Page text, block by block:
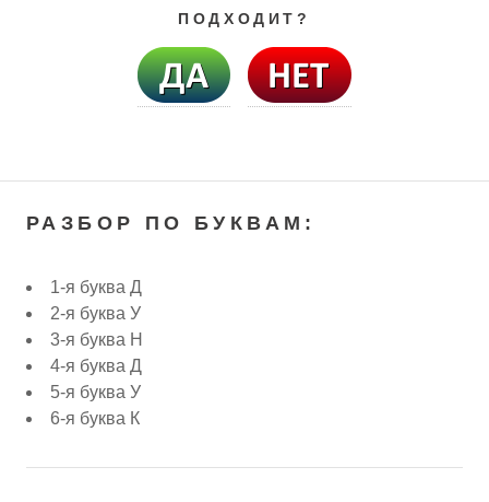
ПОДХОДИТ?
РАЗБОР ПО БУКВАМ:
1-я буква Д
2-я буква У
3-я буква Н
4-я буква Д
5-я буква У
6-я буква К